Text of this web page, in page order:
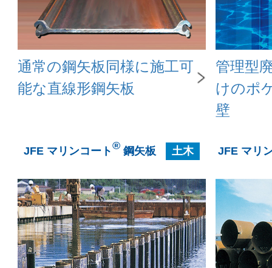
通常の鋼矢板同様に施工可
能な直線形鋼矢板
管理型
けのポ
壁
JFE マリンコート® 鋼矢板 土木 JFE マリ